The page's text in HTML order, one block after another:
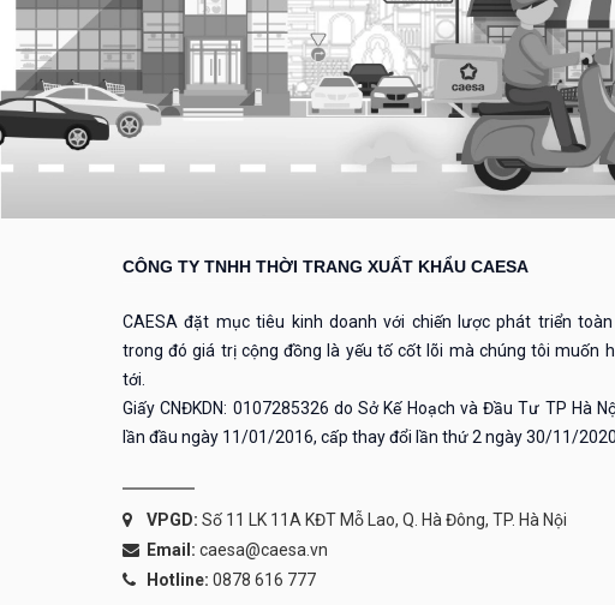
CÔNG TY TNHH THỜI TRANG XUẤT KHẨU CAESA
CAESA đặt mục tiêu kinh doanh với chiến lược phát triển toàn
trong đó giá trị cộng đồng là yếu tố cốt lõi mà chúng tôi muốn
tới.
Giấy CNĐKDN: 0107285326 do Sở Kế Hoạch và Đầu Tư TP Hà
lần đầu ngày 11/01/2016, cấp thay đổi lần thứ 2 ngày 30/11/2020.
VPGD: Số 11 LK 11A KĐT Mỗ Lao, Q. Hà Đông, TP. Hà Nội
Email: caesa@caesa.vn
Hotline: 0878 616 777